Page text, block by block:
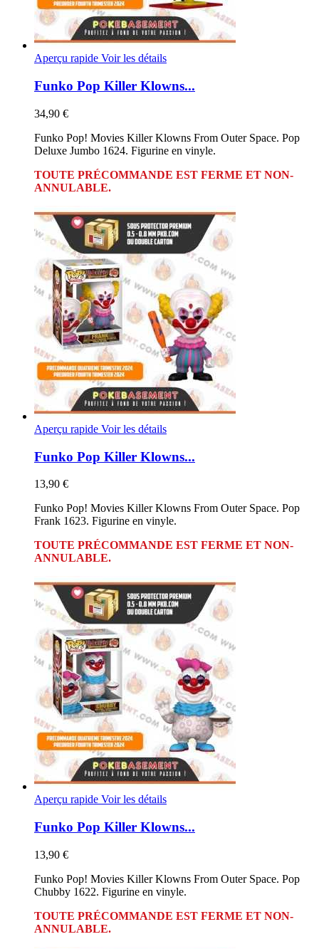
Aperçu rapide Voir les détails
Funko Pop Killer Klowns...
34,90 €
Funko Pop! Movies Killer Klowns From Outer Space. Pop
Deluxe Jumbo 1624. Figurine en vinyle.
TOUTE PRÉCOMMANDE EST FERME ET NON-
ANNULABLE.
Aperçu rapide Voir les détails
Funko Pop Killer Klowns...
13,90 €
Funko Pop! Movies Killer Klowns From Outer Space. Pop
Frank 1623. Figurine en vinyle.
TOUTE PRÉCOMMANDE EST FERME ET NON-
ANNULABLE.
Aperçu rapide Voir les détails
Funko Pop Killer Klowns...
13,90 €
Funko Pop! Movies Killer Klowns From Outer Space. Pop
Chubby 1622. Figurine en vinyle.
TOUTE PRÉCOMMANDE EST FERME ET NON-
ANNULABLE.